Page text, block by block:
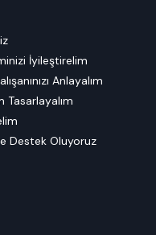
İyileştirelim
Anlayalım
Tasarlayalım
Destek Oluyoruz